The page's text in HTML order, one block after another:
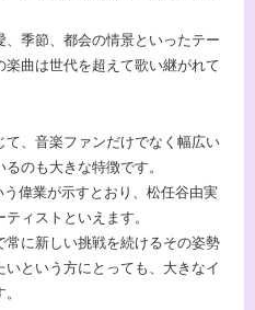
季節、都会の情景といったテー
曲は世代を超えて歌い継がれて
、音楽ファンだけでなく幅広い
のも大きな特徴です。
偉業が示すとおり、松任谷由実
ィストといえます。
に新しい挑戦を続けるその姿勢
という方にとっても、大きなイ